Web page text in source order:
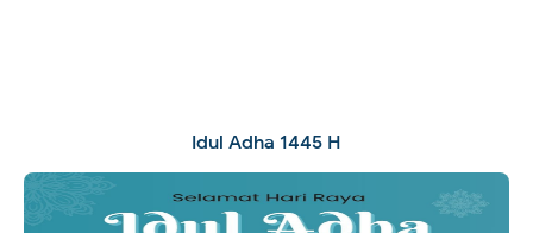
Idul Adha 1445 H